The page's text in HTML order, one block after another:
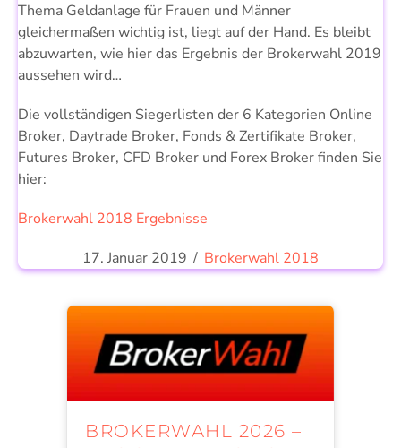
Thema Geldanlage für Frauen und Männer
gleichermaßen wichtig ist, liegt auf der Hand. Es bleibt
abzuwarten, wie hier das Ergebnis der Brokerwahl 2019
aussehen wird…
Die vollständigen Siegerlisten der 6 Kategorien Online
Broker, Daytrade Broker, Fonds & Zertifikate Broker,
Futures Broker, CFD Broker und Forex Broker finden Sie
hier:
Brokerwahl 2018 Ergebnisse
17. Januar 2019 / Brokerwahl 2018
BROKERWAHL 2026 –